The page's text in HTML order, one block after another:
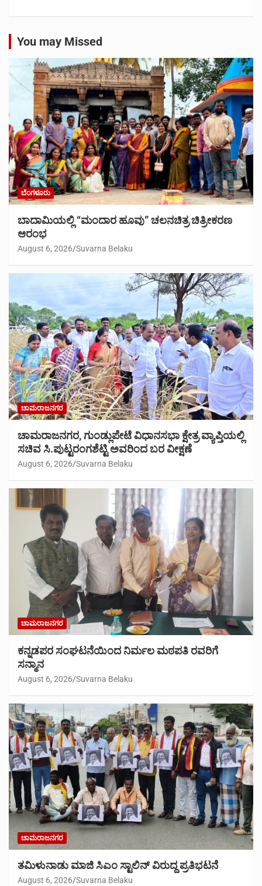
You may Missed
ಬೆಂಗಳೂರು
ಬಾದಾಮಿಯಲ್ಲಿ “ಮಂದಾರ ಹೂವು” ಚಲನಚಿತ್ರ ಚಿತ್ರೀಕರಣ
ಆರಂಭ
August 6, 2026 Suvarna Belaku
ಚಾಮರಾಜನಗರ
ಚಾಮರಾಜನಗರ, ಗುಂಡ್ಲುಪೇಟೆ ವಿಧಾನಸಭಾ ಕ್ಷೇತ್ರ ವ್ಯಾಪ್ತಿಯಲ್ಲಿ
ಸಚಿವ ಸಿ.ಪುಟ್ಟರಂಗಶೆಟ್ಟಿ ಅವರಿಂದ ಬರ ವೀಕ್ಷಣೆ
August 6, 2026 Suvarna Belaku
ಚಾಮರಾಜನಗರ
ಕನ್ನಡಪರ ಸಂಘಟನೆಯಿಂದ ನಿರ್ಮಲ ಮಠಪತಿ ರವರಿಗೆ
ಸನ್ಮಾನ
August 6, 2026 Suvarna Belaku
ಚಾಮರಾಜನಗರ
ತಮಿಳುನಾಡು ಮಾಜಿ ಸಿಎಂ ಸ್ಟಾಲಿನ್ ವಿರುದ್ದ ಪ್ರತಿಭಟನೆ
August 6, 2026 Suvarna Belaku